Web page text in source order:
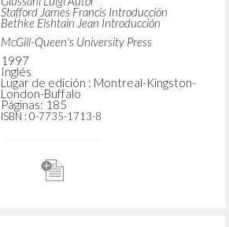
Stafford James Francis Introducción
Bethke Elshtain Jean Introducción
McGill-Queen's University Press
1997
Inglés
Lugar de edición : Montreal-Kingston-
London-Buffalo
Páginas: 185
ISBN : 0-7735-1713-8